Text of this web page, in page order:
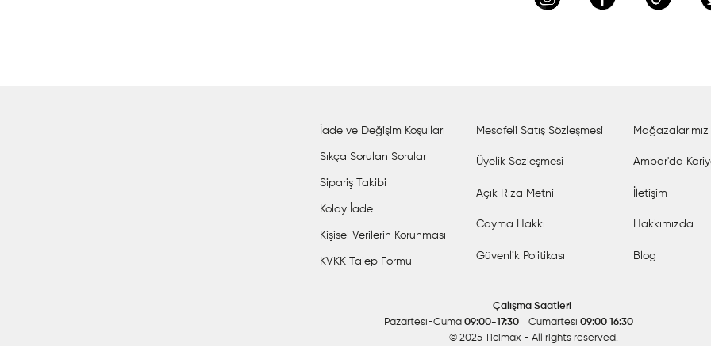
İade ve Değişim Koşulları
Sıkça Sorulan Sorular
Sipariş Takibi
Kolay İade
Kişisel Verilerin Korunması
KVKK Talep Formu
Mesafeli Satış Sözleşmesi
Üyelik Sözleşmesi
Açık Rıza Metni
Cayma Hakkı
Güvenlik Politikası
Mağazalarımız
Ambar'da
İletişim
Hakkımızda
Blog
Çalışma Saatleri
Pazartesi-Cuma 09:00-17:30 Cumartesi 09:00 16:30
© 2025 Ticimax - All rights reserved.